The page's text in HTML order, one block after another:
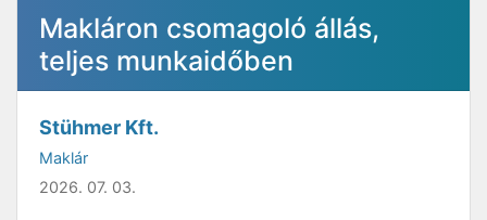
Makláron csomagoló állás,
teljes munkaidőben
Stühmer Kft.
Maklár
2026. 07. 03.